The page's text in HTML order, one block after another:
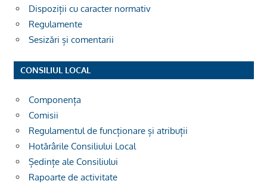
Dispoziții cu caracter normativ
Regulamente
Sesizări și comentarii
CONSILIUL LOCAL
Componența
Comisii
Regulamentul de funcționare și atribuții
Hotărârile Consiliului Local
Ședințe ale Consiliului
Rapoarte de activitate